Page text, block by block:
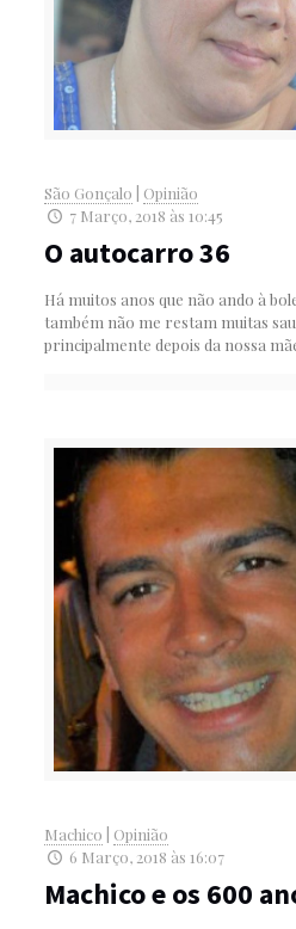
São Gonçalo
Opinião
7 Março, 2018 às 10:45
O autocarro 36
Há muitos anos que não ando à
também não me restam muitas
principalmente depois da nossa
Machico
Opinião
6 Março, 2018 às 16:07
Machico e os 600